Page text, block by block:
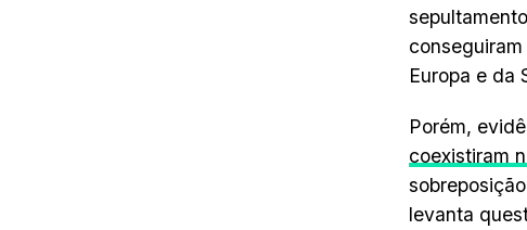
Europa e da
Porém,
coexistiram
levanta